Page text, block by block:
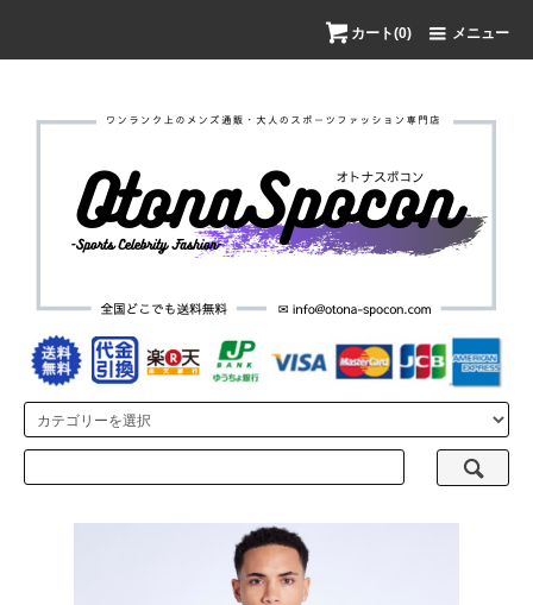
カート(0) メニュー